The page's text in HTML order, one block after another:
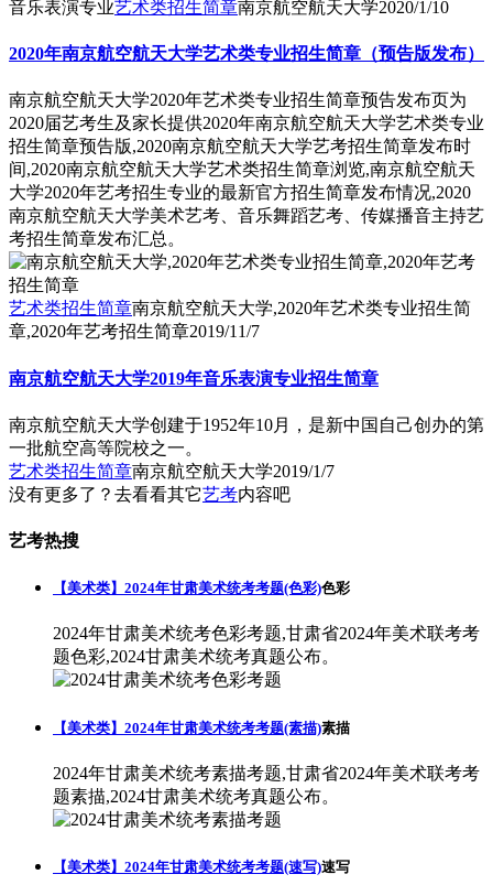
音乐表演专业艺术类招生简章南京航空航天大学2020/1/10
2020年南京航空航天大学艺术类专业招生简章（预告版发布）
南京航空航天大学2020年艺术类专业招生简章预告发布页为
2020届艺考生及家长提供2020年南京航空航天大学艺术类专业
招生简章预告版,2020南京航空航天大学艺考招生简章发布时
间,2020南京航空航天大学艺术类招生简章浏览,南京航空航天
大学2020年艺考招生专业的最新官方招生简章发布情况,2020
南京航空航天大学美术艺考、音乐舞蹈艺考、传媒播音主持艺
考招生简章发布汇总。
艺术类招生简章南京航空航天大学,2020年艺术类专业招生简
章,2020年艺考招生简章2019/11/7
南京航空航天大学2019年音乐表演专业招生简章
南京航空航天大学创建于1952年10月，是新中国自己创办的第
一批航空高等院校之一。
艺术类招生简章南京航空航天大学2019/1/7
没有更多了？去看看其它艺考内容吧
艺考热搜
【美术类】2024年甘肃美术统考考题(色彩)色彩
2024年甘肃美术统考色彩考题,甘肃省2024年美术联考考
题色彩,2024甘肃美术统考真题公布。
【美术类】2024年甘肃美术统考考题(素描)素描
2024年甘肃美术统考素描考题,甘肃省2024年美术联考考
题素描,2024甘肃美术统考真题公布。
【美术类】2024年甘肃美术统考考题(速写)速写